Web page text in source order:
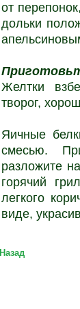
от
дольки
Желтки
творог,
Яичные
смесью.
разложите
горячий
легкого
виде,
Назад